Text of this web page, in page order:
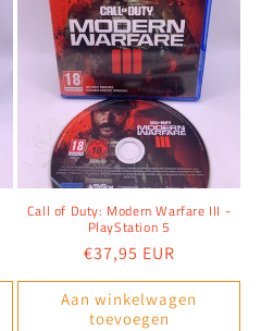
Call of Duty: Modern Warfare III -
PlayStation 5
Normale
prijs
€37,95 EUR
Aan winkelwagen
toevoegen